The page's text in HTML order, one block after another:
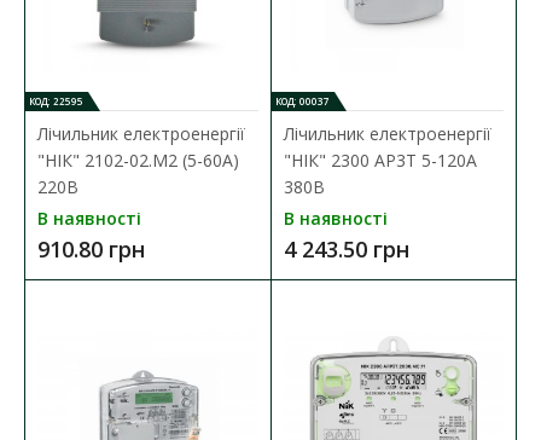
Коробка під однофазний лічильник DOT.1 НІК
Наявність: В наявності
Коробка для лічильника призначена для зовнішньої
установки однофазних лічильників електричної е..
ДО КОШИКА
КОД: 22595
Лічильник електроенергії
"НІК" 2102-02.М2 (5-60А)
220В
В наявності
910.80 грн
КОД: 00037
Лічильник електроенергії
"НІК" 2300 AP3T 5-120А
380В
В наявності
4 243.50 грн